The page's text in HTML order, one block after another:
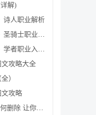
解)
诗人职业解析
骑士职业解析
职业入门指南
攻略大全
）
文攻略
满足色狼的需求